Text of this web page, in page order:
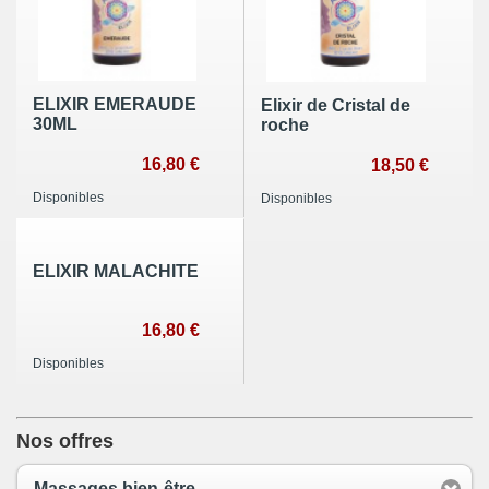
ELIXIR EMERAUDE
30ML
16,80 €
Disponibles
Elixir de Cristal de
roche
18,50 €
Disponibles
ELIXIR MALACHITE
16,80 €
Disponibles
Nos offres